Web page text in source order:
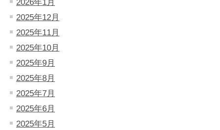
2026年1月
2025年12月
2025年11月
2025年10月
2025年9月
2025年8月
2025年7月
2025年6月
2025年5月